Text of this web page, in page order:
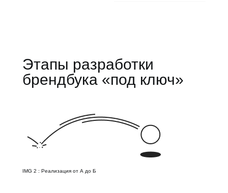
IMG 2 : Реализация от А до Б
Этапы разработки
брендбука «под ключ»